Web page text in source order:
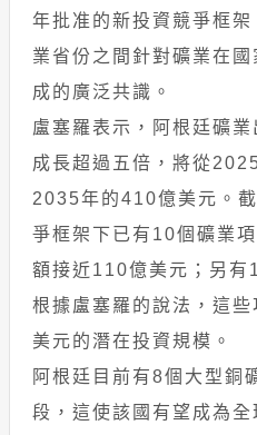
年批准的新投資競爭框
業省份之間針對礦業在
成的廣泛共識。
盧塞羅表示，阿根廷礦
成長超過五倍，將從
2035年的410億美元。
爭框架下已有10個礦業
額接近110億美元；另有
根據盧塞羅的說法，這
美元的潛在投資規模。
阿根廷目前有8個大型銅
段，這使該國有望成為